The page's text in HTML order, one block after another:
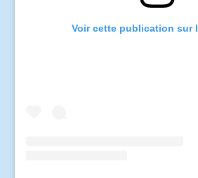
Voir cette publication sur